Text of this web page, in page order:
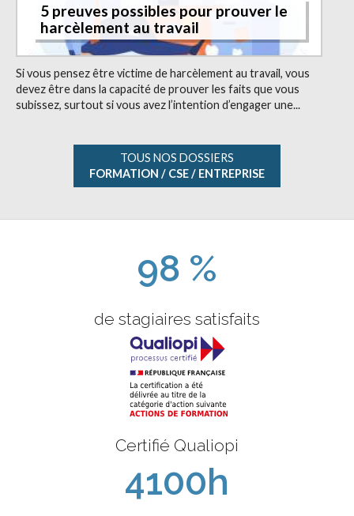
5 preuves possibles pour prouver le
harcèlement au travail
Si vous pensez être victime de harcèlement au travail, vous
devez être dans la capacité de prouver les faits que vous
subissez, surtout si vous avez l’intention d’engager une...
TOUS NOS DOSSIERS
FORMATION / CSE / ENTREPRISE
98 %
de stagiaires satisfaits
Certifié Qualiopi
4100h